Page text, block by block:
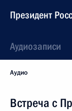
Президент
Аудиозаписи
Аудио
Встреча с